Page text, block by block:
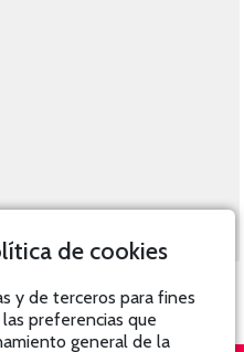
de cookies
y de terceros para fines
preferencias que
general de la